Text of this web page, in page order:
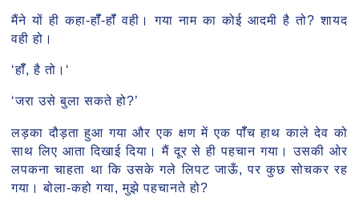
मैंने यों ही कहा-हॉँ-हॉँ वही। गया नाम का कोई आदमी है तो? शायद
वही हो।
‘हॉँ, है तो।‘
‘जरा उसे बुला सकते हो?’
लड़का दौड़ता हुआ गया और एक क्षण में एक पॉँच हाथ काले देव को
साथ लिए आता दिखाई दिया। मैं दूर से ही पहचान गया। उसकी ओर
लपकना चाहता था कि उसके गले लिपट जाऊँ, पर कुछ सोचकर रह
गया। बोला-कहो गया, मुझे पहचानते हो?